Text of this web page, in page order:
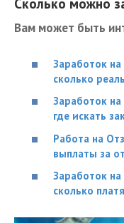
Вам может быть
Заработок
сколько
Заработок
где искать
Работа на
выплаты за
Заработок
сколько